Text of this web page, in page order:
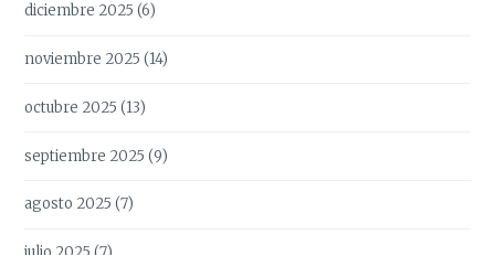
diciembre 2025 (6)
noviembre 2025 (14)
octubre 2025 (13)
septiembre 2025 (9)
agosto 2025 (7)